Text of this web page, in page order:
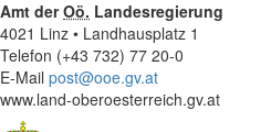
Amt derOö. Landesregierung
4021 Linz • Landhausplatz 1
Telefon (+43 732) 77 20-0
E-Mail post@ooe.gv.at
www.land-oberoesterreich.gv.at